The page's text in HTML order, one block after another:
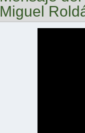
Miguel